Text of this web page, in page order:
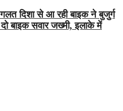
दिशा से आ रही बाइक ने बुजुर्ग
बाइक सवार जख्मी, इलाके में